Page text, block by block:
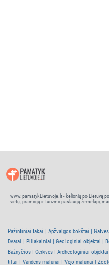
www.pamatykLietuvoje.lt - kelionių po Lietuvą
vietų, pramogų ir turizmo paslaugų žemėlapį,
Pažintiniai takai Apžvalgos bokštai
Dvarai
Piliakalniai Geologiniai objektai
Bažnyčios
Cerkvės Archeologiniai objektai
tiltai
Vandens malūnai Vejo malūnai